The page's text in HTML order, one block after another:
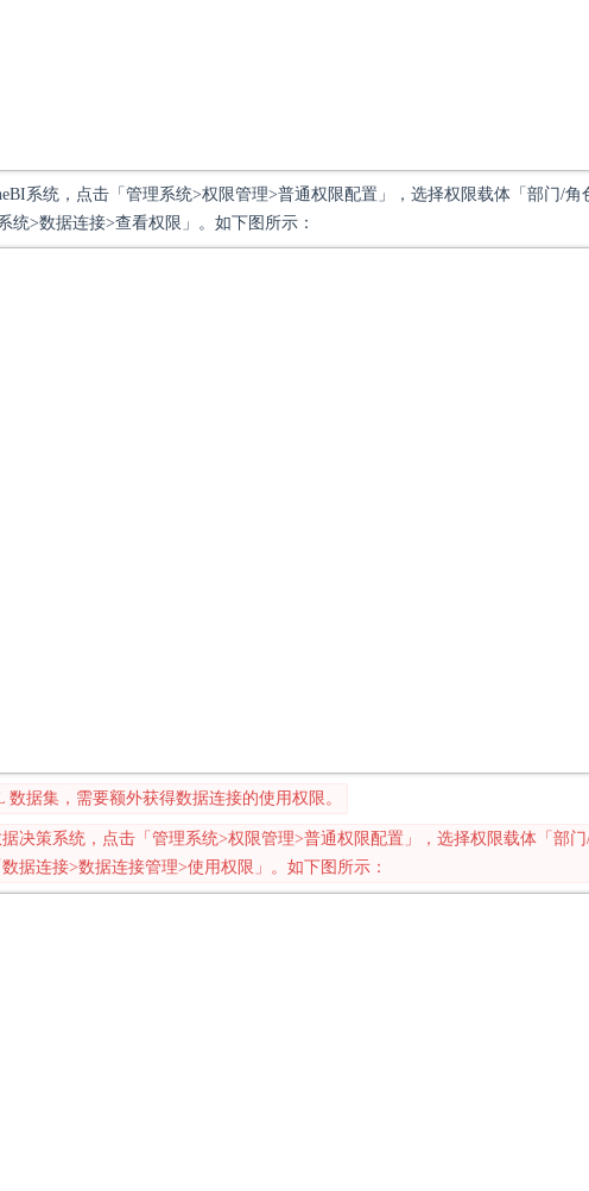
系统，点击「管理系统>权限管理>普通权限配置」，选择权限载体「部门/角
统>数据连接>查看权限」。如下图所示：
数据集，需要额外获得数据连接的使用权限。
决策系统，点击「管理系统>权限管理>普通权限配置」，选择权限载体「部
据连接>数据连接管理>使用权限」。如下图所示：